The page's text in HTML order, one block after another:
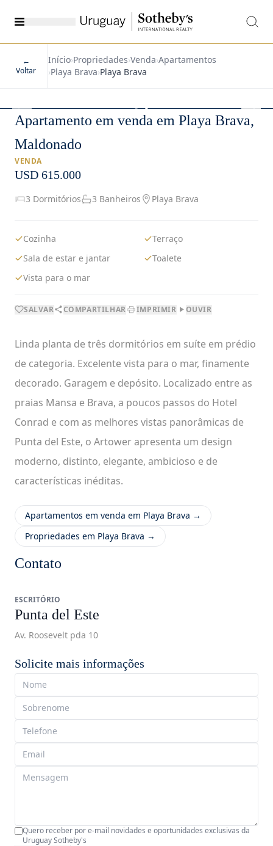
←
Voltar
Início›Propriedades›Venda›Apartamentos
›Playa Brava›Playa Brava
1/19
Apartamento em venda em Playa Brava,
Maldonado
VENDA
USD 615.000
3 Dormitórios 3 Banheiros Playa Brava
Cozinha
Terraço
Sala de estar e jantar
Toalete
Vista para o mar
SALVAR COMPARTILHAR IMPRIMIR OUVIR
Linda planta de três dormitórios em suíte em prédio
de categoria. Excelente vista para o mar, finamente
decorado. Garagem e depósito. Localizado entre as
praias Mansa e Brava, a poucos passos do Hotel
Conrad e com as melhores vistas panorâmicas de
Punta del Este, o Artower apresenta um design
moderno, distinto, elegante, ambicioso e de
características inéditas.
Apartamentos em venda em Playa Brava →
Propriedades em Playa Brava →
Contato
ESCRITÓRIO
Punta del Este
Av. Roosevelt pda 10
Solicite mais informações
Quero receber por e-mail novidades e oportunidades exclusivas da
Uruguay Sotheby's